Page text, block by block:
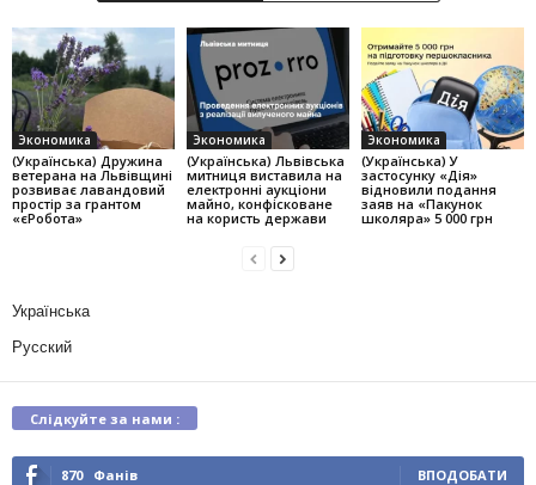
Экономика
(Українська) Дружина
ветерана на Львівщині
розвиває лавандовий
простір за грантом
«єРобота»
Экономика
(Українська) Львівська
митниця виставила на
електронні аукціони
майно, конфісковане
на користь держави
Экономика
(Українська) У
застосунку «Дія»
відновили подання
заяв на «Пакунок
школяра» 5 000 грн
Українська
Русский
Слідкуйте за нами :
870 Фанів ВПОДОБАТИ